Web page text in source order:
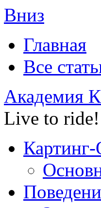
Вниз
Главная
Все
Академия
Live to ride!